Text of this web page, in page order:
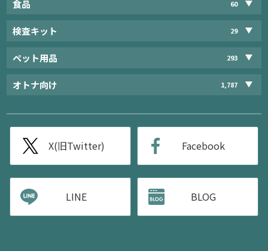
食品 60
検査キット 29
ペット用品 293
オトナ向け 1,787
X(旧Twitter) Facebook
LINE BLOG